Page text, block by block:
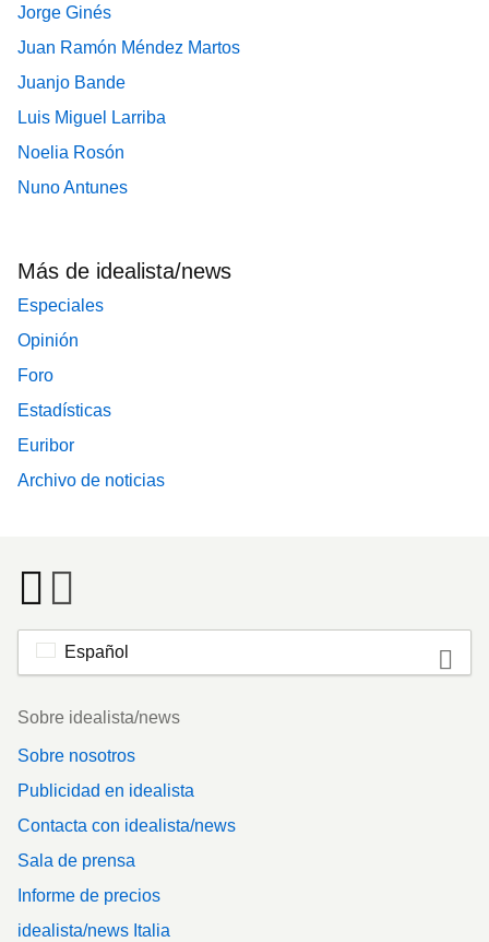
Jorge Ginés
Juan Ramón Méndez Martos
Juanjo Bande
Luis Miguel Larriba
Noelia Rosón
Nuno Antunes
Más de idealista/news
Especiales
Opinión
Foro
Estadísticas
Euribor
Archivo de noticias
Español
Footer
Sobre idealista/news
Sobre nosotros
Publicidad en idealista
Contacta con idealista/news
Sala de prensa
Informe de precios
idealista/news Italia